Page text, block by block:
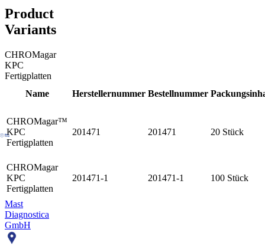
Product
Variants
CHROMagar
KPC
Fertigplatten
Name
Herstellernummer Bestellnummer
CHROMagar™
KPC
Fertigplatten
201471 201471 20 Stück
CHROMagar
KPC
Fertigplatten
201471-1 201471-1 100 Stück
Mast
Diagnostica
GmbH